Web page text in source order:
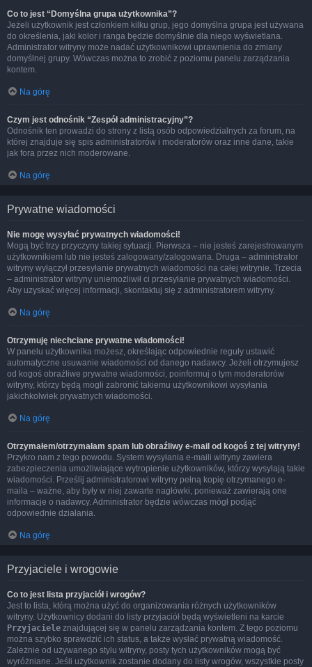
Co to jest “Domyślna grupa użytkownika”?
Jeżeli użytkownik jest członkiem kilku grup, jego domyślna grupa jest używana
do określenia, jaki kolor i ranga będzie domyślnie dla niego wyświetlana.
Administrator witryny może nadać użytkownikowi uprawnienia do zmiany
domyślnej grupy. Wówczas można to zrobić z poziomu panelu zarządzania
kontem.
Na górę
Czym jest odnośnik “Zespół administracyjny”?
Odnośnik ten prowadzi do strony z listą osób odpowiedzialnych za forum, na
której znajduje się spis administratorów i moderatorów oraz inne dane, takie
jak fora przez nich moderowane.
Na górę
Prywatne wiadomości
Nie mogę wysyłać prywatnych wiadomości!
Mogą być trzy przyczyny takiej sytuacji. Pierwsza – nie jesteś zarejestrowanym
użytkownikiem lub nie jesteś zalogowany/zalogowana. Druga – administrator
witryny wyłączył przesyłanie prywatnych wiadomości na całej witrynie. Trzecia
– administrator witryny uniemożliwił ci przesyłanie prywatnych wiadomości.
Aby uzyskać więcej informacji, skontaktuj się z administratorem witryny.
Na górę
Otrzymuję niechciane prywatne wiadomości!
W panelu użytkownika możesz, określając odpowiednie reguły ustawić
automatyczne usuwanie wiadomości od danego nadawcy. Jeżeli otrzymujesz
od kogoś obraźliwe prywatne wiadomości, poinformuj o tym moderatorów
witryny, którzy będą mogli zabronić takiemu użytkownikowi wysyłania
jakichkolwiek prywatnych wiadomości.
Na górę
Otrzymałem/otrzymałam spam lub obraźliwy e-mail od kogoś z tej witryny!
Przykro nam z tego powodu. System wysyłania e-maili witryny zawiera
zabezpieczenia umożliwiające wytropienie użytkowników, którzy wysyłają takie
wiadomości. Prześlij administratorowi witryny pełną kopię otrzymanego e-
maila – ważne, aby były w niej zawarte nagłówki, ponieważ zawierają one
informacje o nadawcy. Administrator będzie wówczas mógł podjąć
odpowiednie działania.
Na górę
Przyjaciele i wrogowie
Co to jest lista przyjaciół i wrogów?
Jest to lista, którą można użyć do organizowania różnych użytkowników
witryny. Użytkownicy dodani do listy przyjaciół będą wyświetleni na karcie
Przyjaciele znajdującej się w panelu zarządzania kontem. Z tego poziomu
można szybko sprawdzić ich status, a także wysłać prywatną wiadomość.
Zależnie od używanego stylu witryny, posty tych użytkowników mogą być
wyróżniane. Jeśli użytkownik zostanie dodany do listy wrogów, wszystkie posty